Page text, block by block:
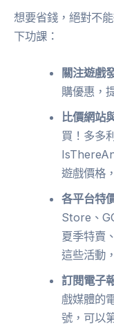
想要省錢，絕對不
下功課：
關注遊戲
購優惠，
比價網站
買！多多
遊戲價格
各平台特
Store、
夏季特賣
這些活動
訂閱電子
戲媒體的
號，可以